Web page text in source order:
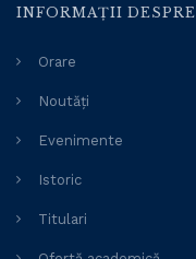
INFORMAȚII DESPRE
Orare
Noutăți
Evenimente
Istoric
Titulari